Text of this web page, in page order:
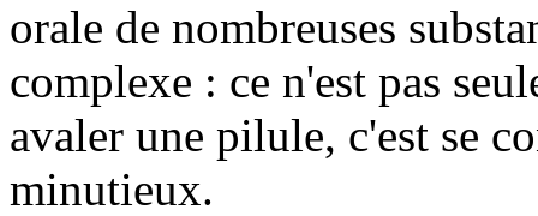
orale de nombreuses
complexe : ce n'est pas
avaler une pilule, c'est se
minutieux.